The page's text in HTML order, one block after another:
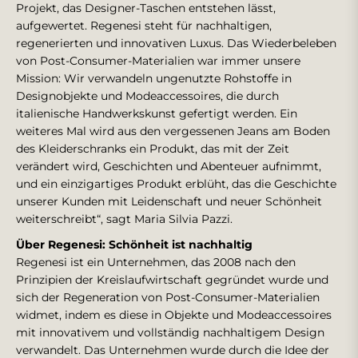
Projekt, das Designer-Taschen entstehen lässt,
aufgewertet. Regenesi steht für nachhaltigen,
regenerierten und innovativen Luxus. Das Wiederbeleben
von Post-Consumer-Materialien war immer unsere
Mission: Wir verwandeln ungenutzte Rohstoffe in
Designobjekte und Modeaccessoires, die durch
italienische Handwerkskunst gefertigt werden. Ein
weiteres Mal wird aus den vergessenen Jeans am Boden
des Kleiderschranks ein Produkt, das mit der Zeit
verändert wird, Geschichten und Abenteuer aufnimmt,
und ein einzigartiges Produkt erblüht, das die Geschichte
unserer Kunden mit Leidenschaft und neuer Schönheit
weiterschreibt“, sagt Maria Silvia Pazzi.
Über Regenesi: Schönheit ist nachhaltig
Regenesi ist ein Unternehmen, das 2008 nach den
Prinzipien der Kreislaufwirtschaft gegründet wurde und
sich der Regeneration von Post-Consumer-Materialien
widmet, indem es diese in Objekte und Modeaccessoires
mit innovativem und vollständig nachhaltigem Design
verwandelt. Das Unternehmen wurde durch die Idee der